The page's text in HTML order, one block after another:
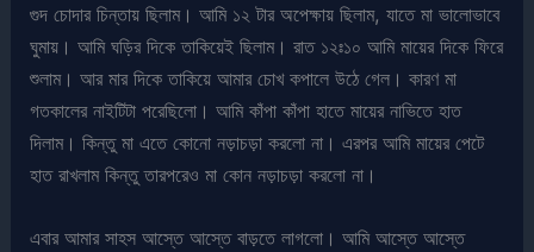
গুদ চোদার চিন্তায় ছিলাম। আমি ১২ টার অপেক্ষায় ছিলাম, যাতে মা ভালোভাবে
ঘুমায়। আমি ঘড়ির দিকে তাকিয়েই ছিলাম। রাত ১২ঃ১০ আমি মায়ের দিকে ফিরে
শুলাম। আর মার দিকে তাকিয়ে আমার চোখ কপালে উঠে গেল। কারণ মা
গতকালের নাইটিটা পরেছিলো। আমি কাঁপা কাঁপা হাতে মায়ের নাভিতে হাত
দিলাম। কিন্তু মা এতে কোনো নড়াচড়া করলো না। এরপর আমি মায়ের পেটে
হাত রাখলাম কিন্তু তারপরেও মা কোন নড়াচড়া করলো না।
এবার আমার সাহস আস্তে আস্তে বাড়তে লাগলো। আমি আস্তে আস্তে